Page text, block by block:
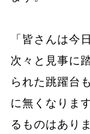
「皆さんは今
次々と見事に
られた跳躍台
に無くなりま
るものはあり